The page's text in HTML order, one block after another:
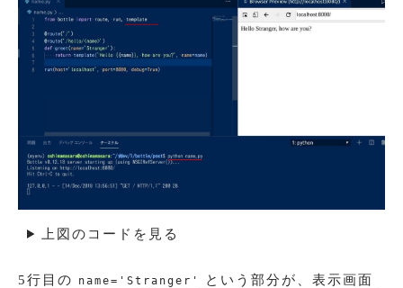
上図のコードを見る
5行目の name='Stranger'
という部分が、表示画面